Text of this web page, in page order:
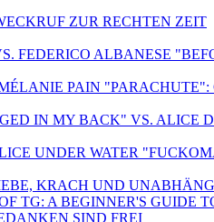
ZUR RECHTEN ZEIT
FEDERICO ALBANESE
PAIN "PARACHUTE":
IN MY BACK" VS. ALICE
UNDER WATER
KRACH UND
TG: A BEGINNER'S GUIDE
SIND FREI